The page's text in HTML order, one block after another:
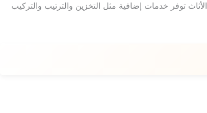
توفر خدمات إضافية مثل التخزين والترتيب والتركيب